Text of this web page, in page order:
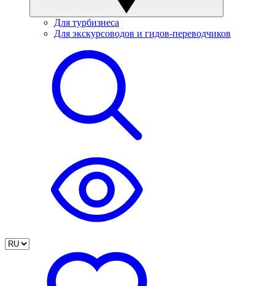
Для турбизнеса
Для экскурсоводов и гидов-переводчиков